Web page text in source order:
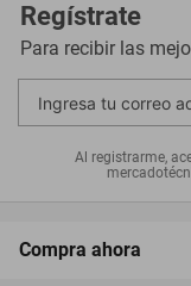
Regístrate
Para recibir las
Al registrarme,
Compra ahora